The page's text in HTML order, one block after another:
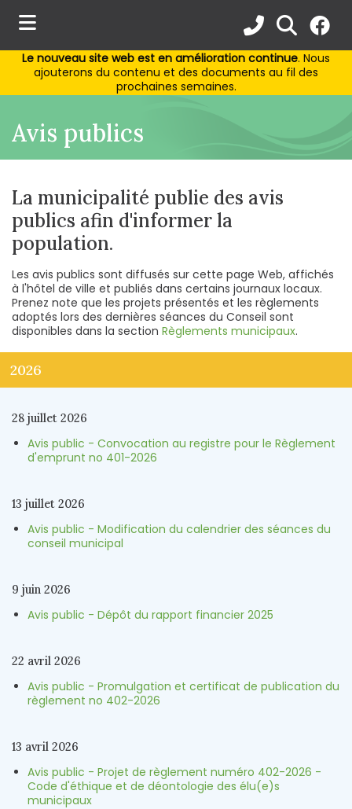
(Municipalité )
(Services aux citoyens )
(Activités et loisirs )
(Environnement )
Le nouveau site web est en amélioration continue. Nous
ajouterons du contenu et des documents au fil des
prochaines semaines.
Avis publics
La municipalité publie des avis
publics afin d'informer la
population.
Les avis publics sont diffusés sur cette page Web, affichés
à l'hôtel de ville et publiés dans certains journaux locaux.
Prenez note que les projets présentés et les règlements
adoptés lors des dernières séances du Conseil sont
disponibles dans la section Règlements municipaux.
2026
28 juillet 2026
Avis public - Convocation au registre pour le Règlement
d'emprunt no 401-2026
13 juillet 2026
Avis public - Modification du calendrier des séances du
conseil municipal
9 juin 2026
Avis public - Dépôt du rapport financier 2025
22 avril 2026
Avis public - Promulgation et certificat de publication du
règlement no 402-2026
13 avril 2026
Avis public - Projet de règlement numéro 402-2026 -
Code d'éthique et de déontologie des élu(e)s
municipaux